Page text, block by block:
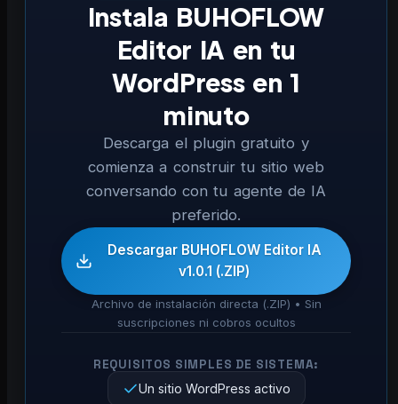
Instala BUHOFLOW
Editor IA en tu
WordPress en 1
minuto
Descarga el plugin gratuito y
comienza a construir tu sitio web
conversando con tu agente de IA
preferido.
Descargar BUHOFLOW Editor IA
v1.0.1 (.ZIP)
Archivo de instalación directa (.ZIP) • Sin
suscripciones ni cobros ocultos
REQUISITOS SIMPLES DE SISTEMA:
Un sitio WordPress activo